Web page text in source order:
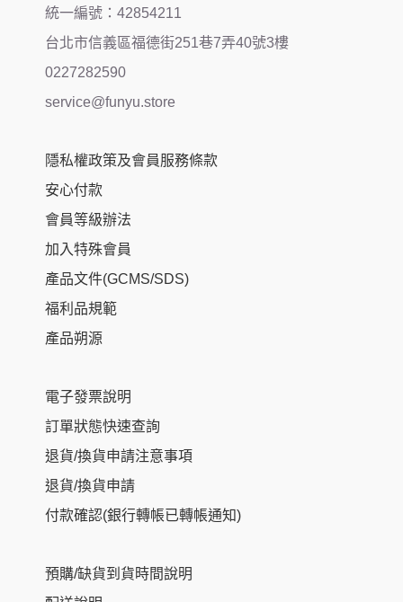
統一編號：42854211
台北市信義區福德街251巷7弄40號3樓
0227282590
service@funyu.store
隱私權政策及會員服務條款
安心付款
會員等級辦法
加入特殊會員
產品文件(GCMS/SDS)
福利品規範
產品朔源
電子發票說明
訂單狀態快速查詢
退貨/換貨申請注意事項
退貨/換貨申請
付款確認(銀行轉帳已轉帳通知)
預購/缺貨到貨時間說明